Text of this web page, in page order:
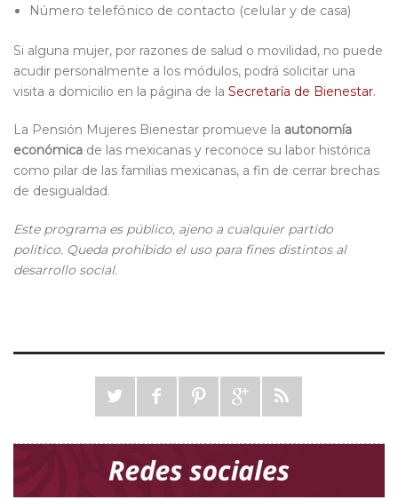
Número telefónico de contacto (celular y de casa)
Si alguna mujer, por razones de salud o movilidad, no puede
acudir personalmente a los módulos, podrá solicitar una
visita a domicilio en la página de la Secretaría de Bienestar.
La Pensión Mujeres Bienestar promueve la autonomía
económica de las mexicanas y reconoce su labor histórica
como pilar de las familias mexicanas, a fin de cerrar brechas
de desigualdad.
Este programa es público, ajeno a cualquier partido
político. Queda prohibido el uso para fines distintos al
desarrollo social.